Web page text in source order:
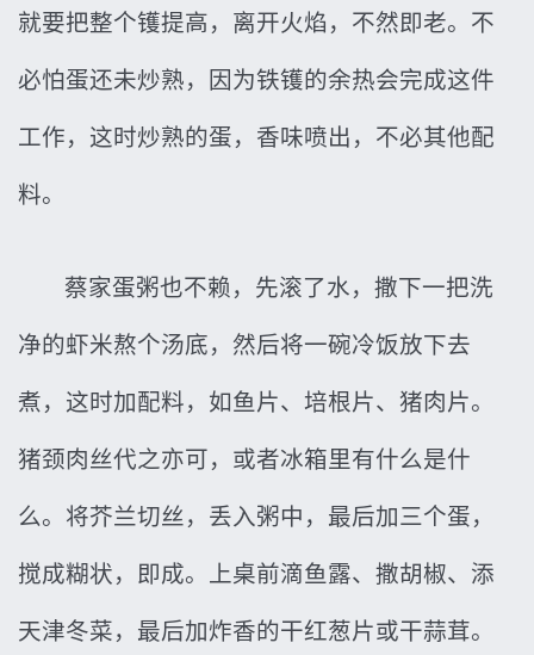
就要把整个镬提高，离开火焰，不然即老。不
必怕蛋还未炒熟，因为铁镬的余热会完成这件
工作，这时炒熟的蛋，香味喷出，不必其他配
料。
蔡家蛋粥也不赖，先滚了水，撒下一把洗
净的虾米熬个汤底，然后将一碗冷饭放下去
煮，这时加配料，如鱼片、培根片、猪肉片。
猪颈肉丝代之亦可，或者冰箱里有什么是什
么。将芥兰切丝，丢入粥中，最后加三个蛋，
搅成糊状，即成。上桌前滴鱼露、撒胡椒、添
天津冬菜，最后加炸香的干红葱片或干蒜茸。